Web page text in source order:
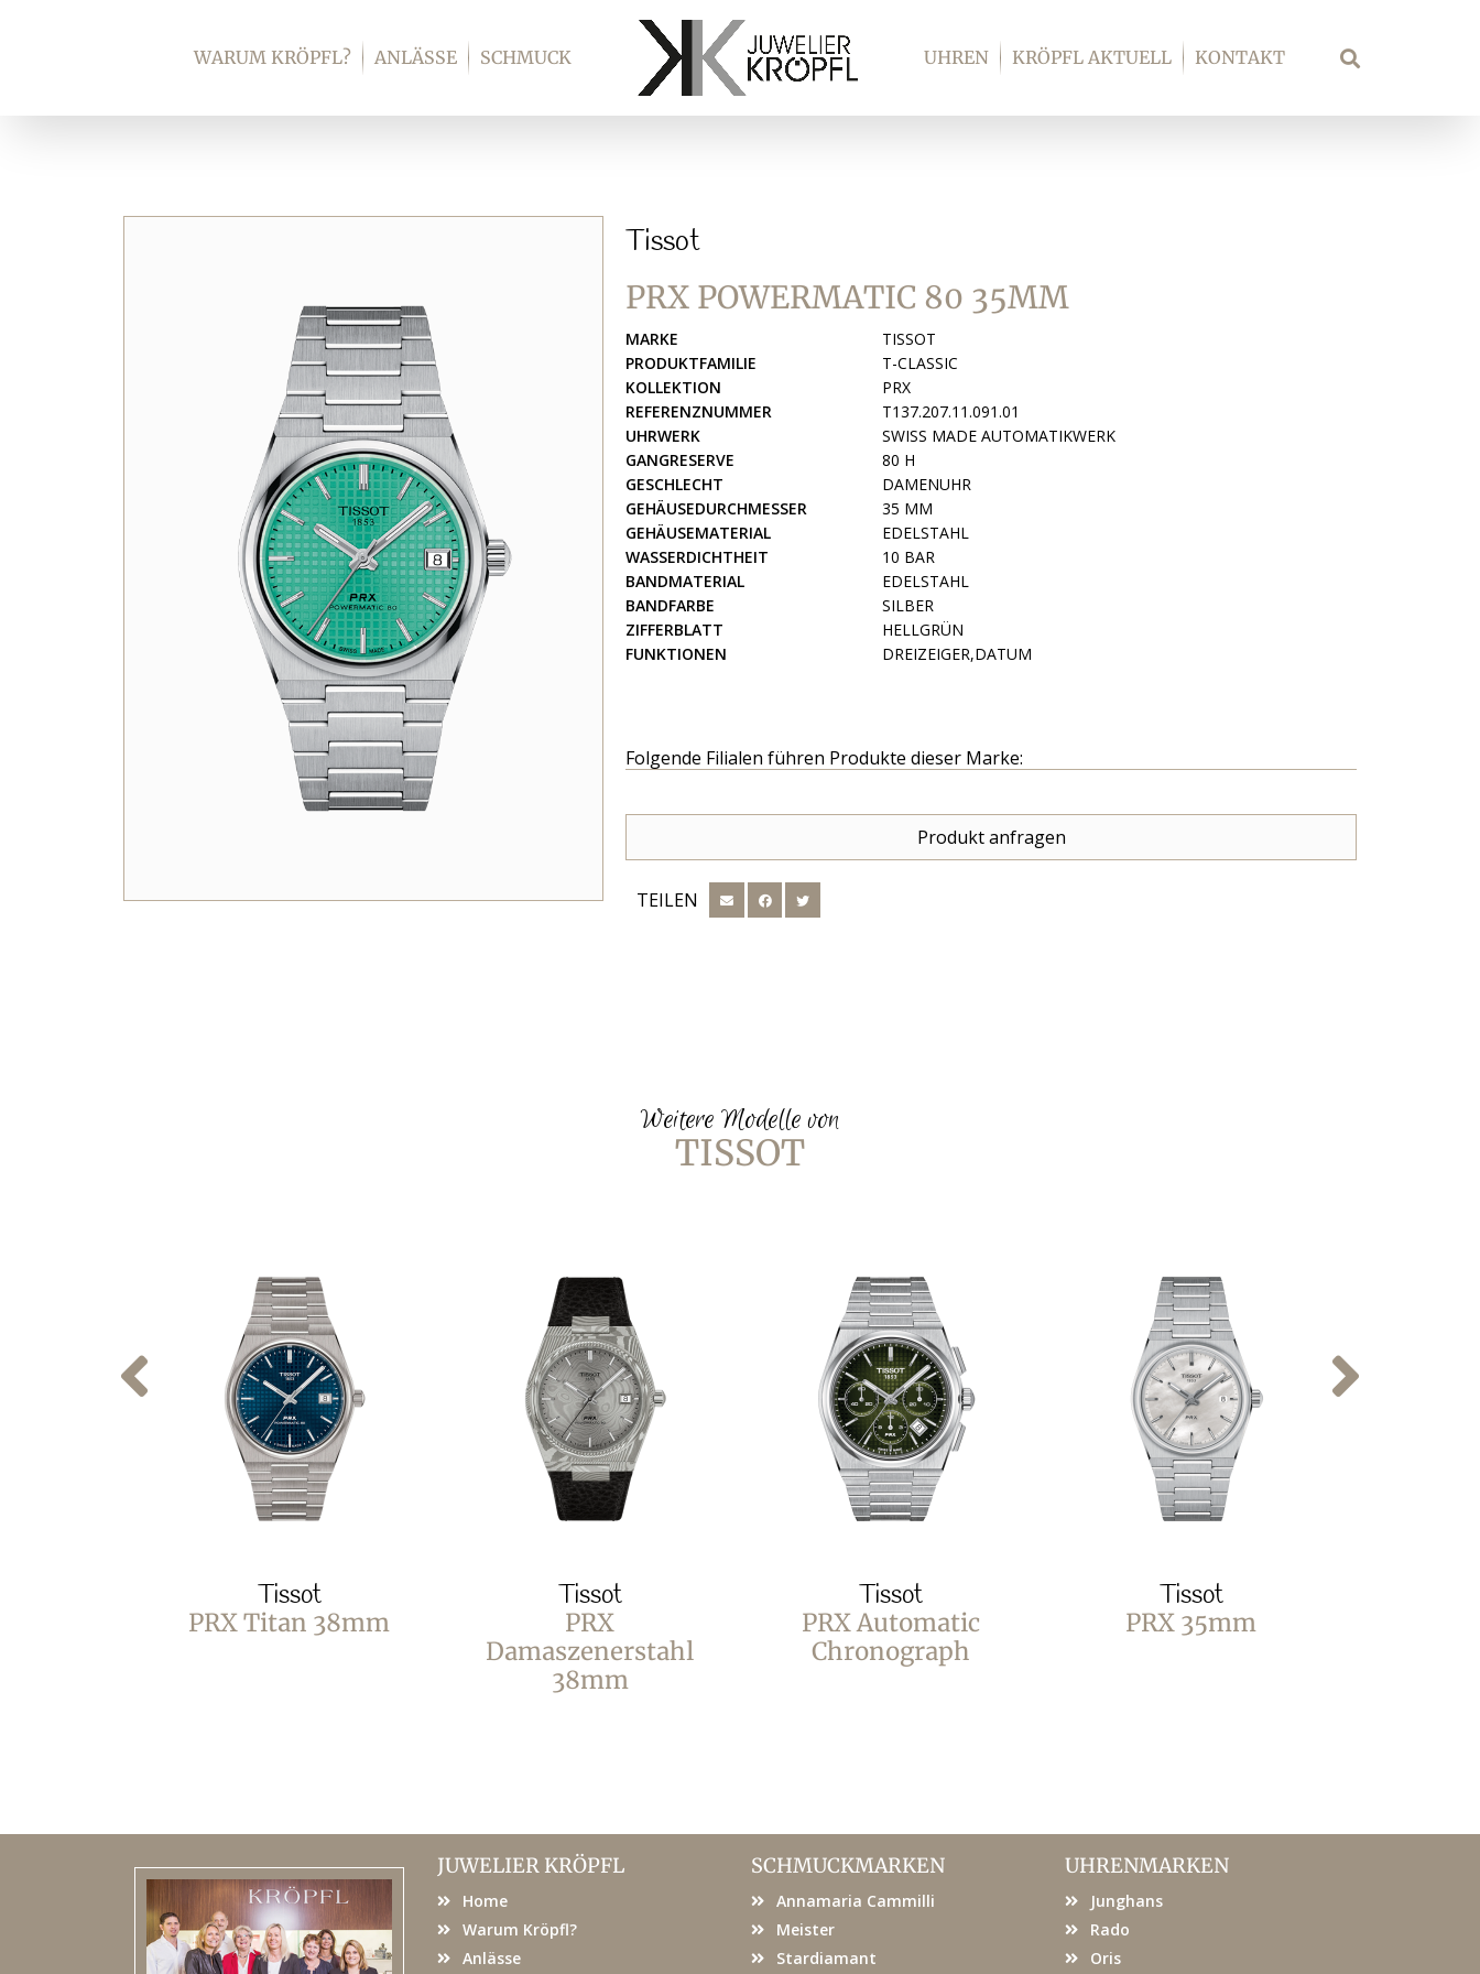
WARUM KRÖPFL? ANLÄSSE SCHMUCK UHREN KRÖPFL AKTUELL KONTAKT Suche
Tissot
PRX POWERMATIC 80 35MM
MARKE
TISSOT
PRODUKTFAMILIE
T-CLASSIC
KOLLEKTION
PRX
REFERENZNUMMER
T137.207.11.091.01
UHRWERK
SWISS MADE AUTOMATIKWERK
GANGRESERVE
80 H
GESCHLECHT
DAMENUHR
GEHÄUSEDURCHMESSER
35 MM
GEHÄUSEMATERIAL
EDELSTAHL
WASSERDICHTHEIT
10 BAR
BANDMATERIAL
EDELSTAHL
BANDFARBE
SILBER
ZIFFERBLATT
HELLGRÜN
FUNKTIONEN
DREIZEIGER,DATUM
Folgende Filialen führen Produkte dieser Marke:
Produkt anfragen
TEILEN
Weitere Modelle von
TISSOT
Tissot
PRX Titan 38mm
Tissot
PRX
Damaszenerstahl
38mm
Tissot
PRX Automatic
Chronograph
Tissot
PRX 35mm
JUWELIER KRÖPFL
Home
Warum Kröpfl?
Anlässe
SCHMUCKMARKEN
Annamaria Cammilli
Meister
Stardiamant
UHRENMARKEN
Junghans
Rado
Oris